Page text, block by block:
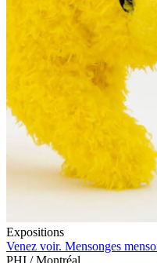
Expositions
Venez voir. Mensonges
PHI / Montréal